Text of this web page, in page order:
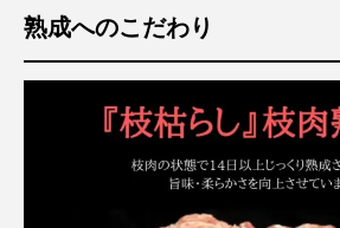
熟成へのこだわり